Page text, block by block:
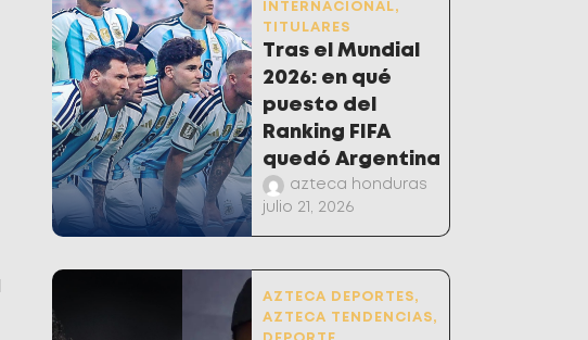
INTERNACIONAL,
TITULARES
Tras el Mundial
2026: en qué
puesto del
Ranking FIFA
quedó Argentina
azteca honduras
julio 21, 2026
AZTECA DEPORTES,
AZTECA TENDENCIAS,